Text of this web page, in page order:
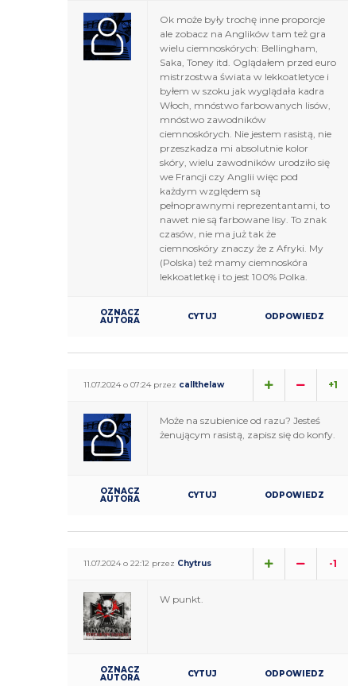
Ok może były trochę inne proporcje
ale zobacz na Anglików tam też gra
wielu ciemnoskórych: Bellingham,
Saka, Toney itd. Oglądałem przed euro
mistrzostwa świata w lekkoatletyce i
byłem w szoku jak wyglądała kadra
Włoch, mnóstwo farbowanych lisów,
mnóstwo zawodników
ciemnoskórych. Nie jestem rasistą, nie
przeszkadza mi absolutnie kolor
skóry, wielu zawodników urodziło się
we Francji czy Anglii więc pod
każdym względem są
pełnoprawnymi reprezentantami, to
nawet nie są farbowane lisy. To znak
czasów, nie ma już tak że
ciemnoskóry znaczy że z Afryki. My
(Polska) też mamy ciemnoskóra
lekkoatletkę i to jest 100% Polka.
OZNACZ
AUTORA CYTUJ ODPOWIEDZ
11.07.2024 o 07:24 przez callthelaw +1
Może na szubienice od razu? Jesteś
żenującym rasistą, zapisz się do konfy.
OZNACZ
AUTORA CYTUJ ODPOWIEDZ
11.07.2024 o 22:12 przez Chytrus -1
W punkt.
OZNACZ
AUTORA CYTUJ ODPOWIEDZ